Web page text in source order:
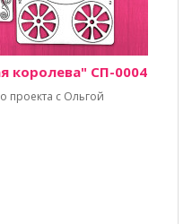
королева" СП-0004
проекта с Ольгой